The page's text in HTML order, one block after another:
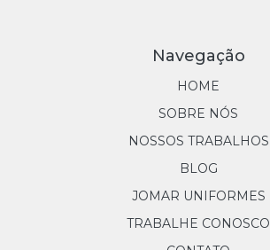
Navegação
HOME
SOBRE NÓS
NOSSOS TRABALHOS
BLOG
JOMAR UNIFORMES
TRABALHE CONOSCO